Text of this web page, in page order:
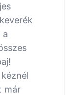
a
már